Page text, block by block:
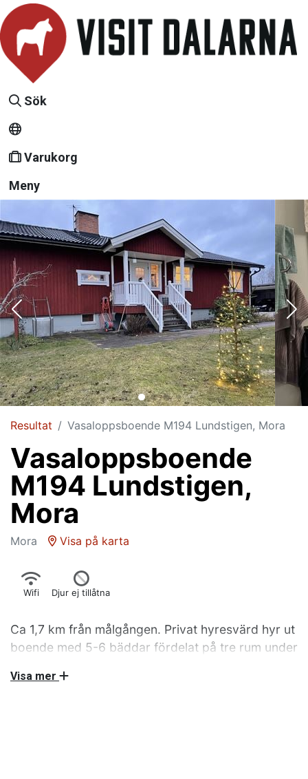
Sök
Varukorg
Meny
Resultat Vasaloppsboende M194 Lundstigen, Mora
Vasaloppsboende
M194 Lundstigen,
Mora
Mora Visa på karta
Wifi Djur ej tillåtna
Ca 1,7 km från målgången. Privat hyresvärd hyr ut
boende med 5-6 bäddar fördelat på tre rum under
Visa mer